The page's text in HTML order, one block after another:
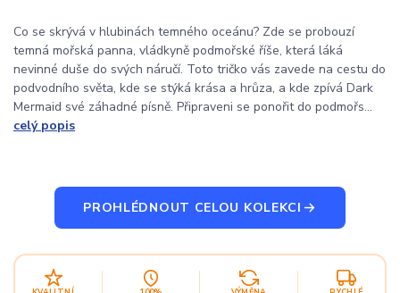
Co se skrývá v hlubinách temného oceánu? Zde se probouzí
temná mořská panna, vládkyně podmořské říše, která láká
nevinné duše do svých náručí. Toto tričko vás zavede na cestu do
podvodního světa, kde se stýká krása a hrůza, a kde zpívá Dark
Mermaid své záhadné písně. Připraveni se ponořit do podmořs...
celý popis
PROHLÉDNOUT CELOU KOLEKCI